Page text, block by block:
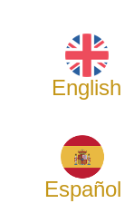
English
Español